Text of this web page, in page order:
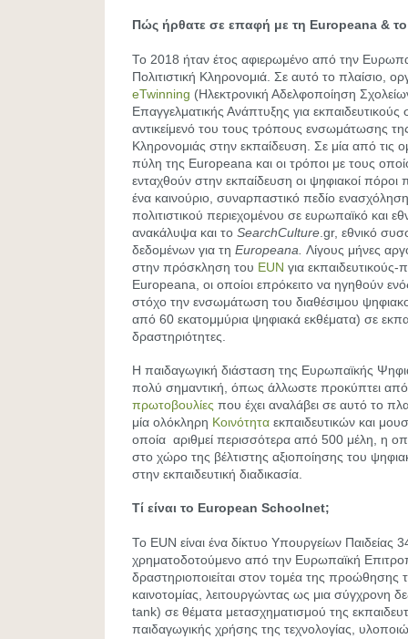
Πώς ήρθατε σε επαφή με τη Europeana &
Το 2018 ήταν έτος αφιερωμένο από την
Πολιτιστική Κληρονομιά. Σε αυτό το πλαίσιο,
eTwinning (Ηλεκτρονική Αδελφοποίηση
Επαγγελματικής Ανάπτυξης για
αντικείμενό του τους τρόπους ενσωμάτωσης
Κληρονομιάς στην εκπαίδευση. Σε μία από τις
πύλη της Europeana και οι τρόποι με τους
ενταχθούν στην εκπαίδευση οι ψηφιακοί πόροι
ένα καινούριο, συναρπαστικό πεδίο
πολιτιστικού περιεχομένου σε ευρωπαϊκό και
ανακάλυψα και το SearchCulture.gr, εθνικό
δεδομένων για τη Europeana. Λίγους μήνες
στην πρόσκληση του EUN για εκπαιδευτικούς-
Europeana, οι οποίοι επρόκειτο να ηγηθούν
στόχο την ενσωμάτωση του διαθέσιμου
από 60 εκατομμύρια ψηφιακά εκθέματα) σε
δραστηριότητες.
Η παιδαγωγική διάσταση της Ευρωπαϊκής
πολύ σημαντική, όπως άλλωστε προκύπτει από
πρωτοβουλίες που έχει αναλάβει σε αυτό το
μία ολόκληρη Κοινότητα εκπαιδευτικών και
οποία αριθμεί περισσότερα από 500 μέλη, η
στο χώρο της βέλτιστης αξιοποίησης του
στην εκπαιδευτική διαδικασία.
Τί είναι το European Schoolnet;
Το EUN είναι ένα δίκτυο Υπουργείων
χρηματοδοτούμενο από την Ευρωπαϊκή
δραστηριοποιείται στον τομέα της προώθησης
καινοτομίας, λειτουργώντας ως μια σύγχρονη
tank) σε θέματα μετασχηματισμού της
παιδαγωγικής χρήσης της τεχνολογίας,